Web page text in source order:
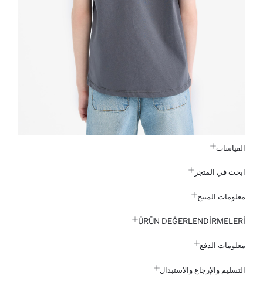
القياسات
ابحث في المتجر
معلومات المنتج
ÜRÜN DEĞERLENDİRMELERİ
معلومات الدفع
التسليم والإرجاع والاستبدال